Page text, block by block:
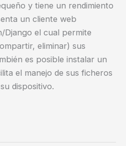
y tiene un rendimiento
un cliente web
Django el cual permite
eliminar) sus
es posible instalar un
el manejo de sus ficheros
dispositivo.